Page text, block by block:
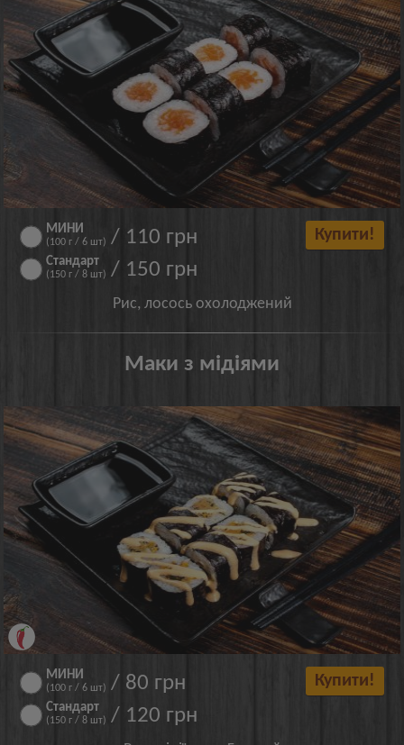
МИНИ
(100 г / 6 шт) / 110 грн
Стандарт
(150 г / 8 шт) / 150 грн
Купити!
Рис, лосось охолоджений
Маки з мідіями
МИНИ
(100 г / 6 шт) / 80 грн
Стандарт
(150 г / 8 шт) / 120 грн
Купити!